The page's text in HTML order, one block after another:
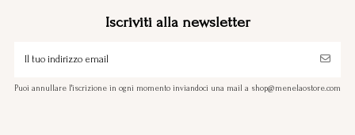
Iscriviti alla newsletter
Puoi annullare l'iscrizione in ogni momento inviandoci una mail a shop@menelaostore.com